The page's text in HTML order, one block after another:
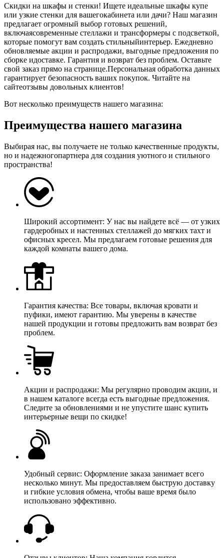
Скидки на шкафы и стенки! Ищете идеальные шкафы купе
или узкие стенки для вашегокабинета или дачи? Наш магазин
предлагает огромный выбор готовых решений,
включаясовременные стеллажи и трансформеры с подсветкой,
которые помогут вам создать стильныйинтерьер. Ежедневно
обновляемые акции и распродажи, выгодные предложения по
сборке идоставке. Гарантия и возврат без проблем. Оставьте
свой заказ прямо на странице.Персональная обработка данных
гарантирует безопасность ваших покупок. Читайте на
сайтеотзывы довольных клиентов!
Вот несколько преимуществ нашего магазина:
Преимущества нашего магазина
Выбирая нас, вы получаете не только качественные продукты,
но и надежногопартнера для создания уютного и стильного
пространства!
Широкий ассортимент: У нас вы найдете всё — от узких
гардеробных и настенных стеллажей до мягких тахт и
офисных кресел. Мы предлагаем готовые решения для
каждой комнаты вашего дома.
Гарантия качества: Все товары, включая кровати и
пуфики, имеют гарантию. Мы уверены в качестве
нашей продукции и готовы предложить вам возврат без
проблем.
Акции и распродажи: Мы регулярно проводим акции, и
в нашем каталоге всегда есть выгодные предложения.
Следите за обновлениями и не упустите шанс купить
интерьерные вещи по скидке!
Удобный сервис: Оформление заказа занимает всего
несколько минут. Мы предоставляем быструю доставку
и гибкие условия обмена, чтобы ваше время было
использовано эффективно.